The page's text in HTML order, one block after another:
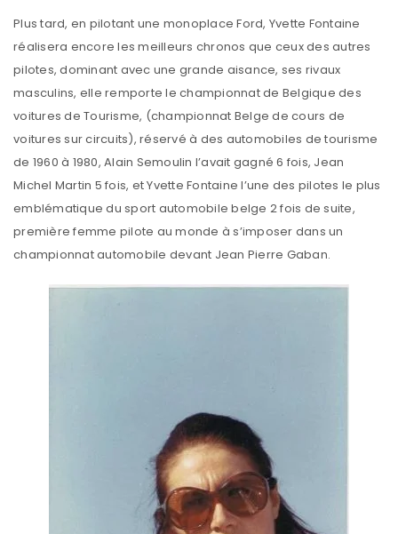
Plus tard, en pilotant une monoplace Ford, Yvette Fontaine
réalisera encore les meilleurs chronos que ceux des autres
pilotes, dominant avec une grande aisance, ses rivaux
masculins, elle remporte le championnat de Belgique des
voitures de Tourisme, (championnat Belge de cours de
voitures sur circuits), réservé à des automobiles de tourisme
de 1960 à 1980, Alain Semoulin l’avait gagné 6 fois, Jean
Michel Martin 5 fois, et Yvette Fontaine l’une des pilotes le plus
emblématique du sport automobile belge 2 fois de suite,
première femme pilote au monde à s’imposer dans un
championnat automobile devant Jean Pierre Gaban.